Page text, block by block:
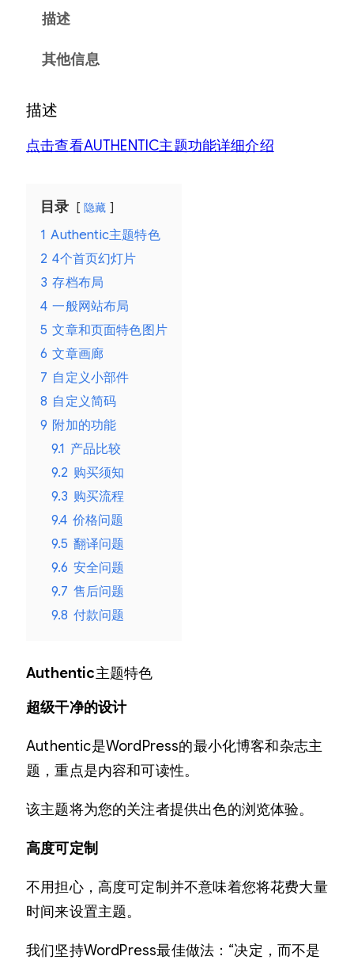
描述
其他信息
描述
点击查看AUTHENTIC主题功能详细介绍
目录 隐藏
1 Authentic主题特色
2 4个首页幻灯片
3 存档布局
4 一般网站布局
5 文章和页面特色图片
6 文章画廊
7 自定义小部件
8 自定义简码
9 附加的功能
9.1 产品比较
9.2 购买须知
9.3 购买流程
9.4 价格问题
9.5 翻译问题
9.6 安全问题
9.7 售后问题
9.8 付款问题
Authentic主题特色
超级干净的设计
Authentic是WordPress的最小化博客和杂志主
题，重点是内容和可读性。
该主题将为您的关注者提供出色的浏览体验。
高度可定制
不用担心，高度可定制并不意味着您将花费大量
时间来设置主题。
我们坚持WordPress最佳做法：“决定，而不是